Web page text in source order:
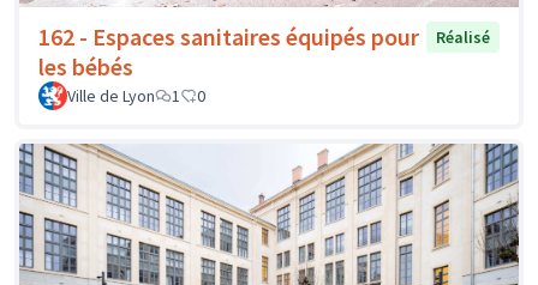
162 - Espaces sanitaires équipés pour
les bébés
Réalisé
Ville de Lyon 1 0